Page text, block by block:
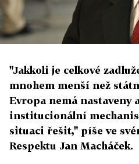
"Jakkoli je celkové
mnohem menší než
Evropa nemá nastaveny
institucionální
situaci řešit," píše ve
Respektu Jan Macháček.